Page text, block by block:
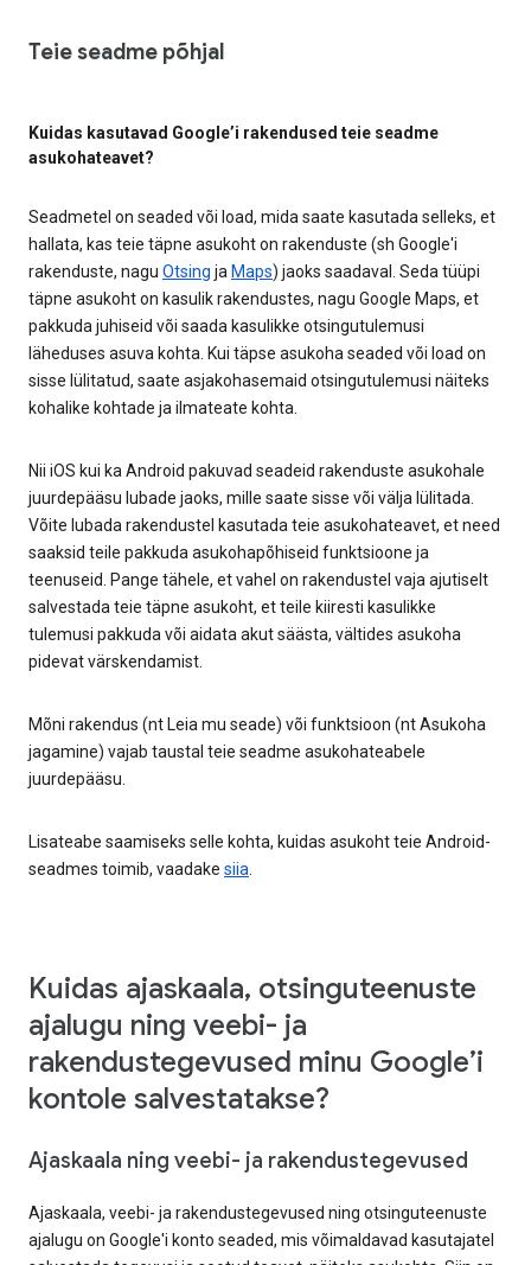
Teie seadme põhjal
Kuidas kasutavad Google’i rakendused teie seadme
asukohateavet?
Seadmetel on seaded või load, mida saate kasutada selleks, et
hallata, kas teie täpne asukoht on rakenduste (sh Google'i
rakenduste, nagu Otsing ja Maps) jaoks saadaval. Seda tüüpi
täpne asukoht on kasulik rakendustes, nagu Google Maps, et
pakkuda juhiseid või saada kasulikke otsingutulemusi
läheduses asuva kohta. Kui täpse asukoha seaded või load on
sisse lülitatud, saate asjakohasemaid otsingutulemusi näiteks
kohalike kohtade ja ilmateate kohta.
Nii iOS kui ka Android pakuvad seadeid rakenduste asukohale
juurdepääsu lubade jaoks, mille saate sisse või välja lülitada.
Võite lubada rakendustel kasutada teie asukohateavet, et need
saaksid teile pakkuda asukohapõhiseid funktsioone ja
teenuseid. Pange tähele, et vahel on rakendustel vaja ajutiselt
salvestada teie täpne asukoht, et teile kiiresti kasulikke
tulemusi pakkuda või aidata akut säästa, vältides asukoha
pidevat värskendamist.
Mõni rakendus (nt Leia mu seade) või funktsioon (nt Asukoha
jagamine) vajab taustal teie seadme asukohateabele
juurdepääsu.
Lisateabe saamiseks selle kohta, kuidas asukoht teie Android-
seadmes toimib, vaadake siia.
Kuidas ajaskaala, otsinguteenuste
ajalugu ning veebi- ja
rakendustegevused minu Google’i
kontole salvestatakse?
Ajaskaala ning veebi- ja rakendustegevused
Ajaskaala, veebi- ja rakendustegevused ning otsinguteenuste
ajalugu on Google'i konto seaded, mis võimaldavad kasutajatel